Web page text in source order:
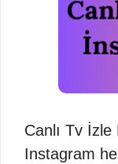
Canlı Tv
Instagram